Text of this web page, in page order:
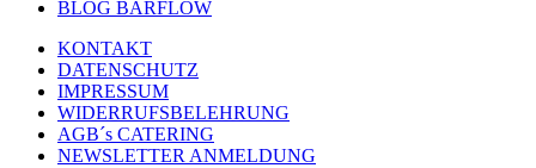
BLOG BARFLOW
KONTAKT
DATENSCHUTZ
IMPRESSUM
WIDERRUFSBELEHRUNG
AGB´s CATERING
NEWSLETTER ANMELDUNG